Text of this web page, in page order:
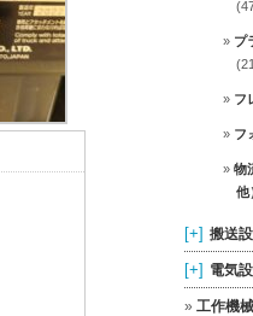
プ
フ
フ
物
他
[+] 搬送
[+] 電気
工作機械